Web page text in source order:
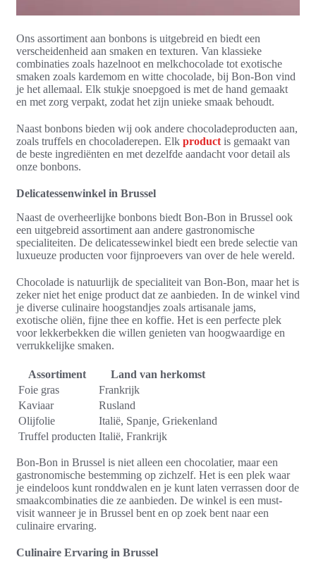
Ons assortiment aan bonbons is uitgebreid en biedt een
verscheidenheid aan smaken en texturen. Van klassieke
combinaties zoals hazelnoot en melkchocolade tot exotische
smaken zoals kardemom en witte chocolade, bij Bon-Bon vind
je het allemaal. Elk stukje snoepgoed is met de hand gemaakt
en met zorg verpakt, zodat het zijn unieke smaak behoudt.
Naast bonbons bieden wij ook andere chocoladeproducten aan,
zoals truffels en chocoladerepen. Elk product is gemaakt van
de beste ingrediënten en met dezelfde aandacht voor detail als
onze bonbons.
Delicatessenwinkel in Brussel
Naast de overheerlijke bonbons biedt Bon-Bon in Brussel ook
een uitgebreid assortiment aan andere gastronomische
specialiteiten. De delicatessewinkel biedt een brede selectie van
luxueuze producten voor fijnproevers van over de hele wereld.
Chocolade is natuurlijk de specialiteit van Bon-Bon, maar het is
zeker niet het enige product dat ze aanbieden. In de winkel vind
je diverse culinaire hoogstandjes zoals artisanale jams,
exotische oliën, fijne thee en koffie. Het is een perfecte plek
voor lekkerbekken die willen genieten van hoogwaardige en
verrukkelijke smaken.
Assortiment
Land van herkomst
Foie gras
Frankrijk
Kaviaar
Rusland
Olijfolie
Italië, Spanje, Griekenland
Truffel producten Italië, Frankrijk
Bon-Bon in Brussel is niet alleen een chocolatier, maar een
gastronomische bestemming op zichzelf. Het is een plek waar
je eindeloos kunt ronddwalen en je kunt laten verrassen door de
smaakcombinaties die ze aanbieden. De winkel is een must-
visit wanneer je in Brussel bent en op zoek bent naar een
culinaire ervaring.
Culinaire Ervaring in Brussel